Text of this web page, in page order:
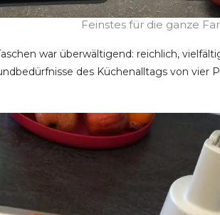
Feinstes für die ganze
war überwältigend: reichlich,
des Küchenalltags von vier